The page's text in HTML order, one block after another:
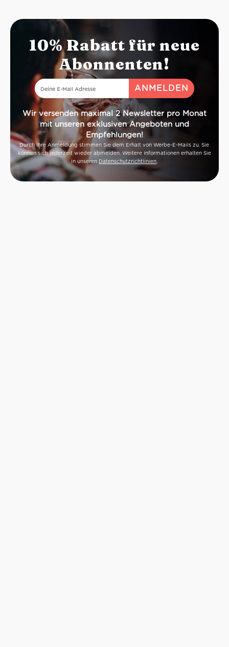
10% Rabatt für neue
Abonnenten!
Wir versenden maximal 2 Newsletter pro Monat
mit unseren exklusiven Angeboten und
Empfehlungen!
Durch Ihre Anmeldung stimmen Sie dem Erhalt von Werbe-E-Mails zu. Sie
können sich jederzeit wieder abmelden. Weitere Informationen erhalten Sie
in unseren Datenschutzrichtlinien